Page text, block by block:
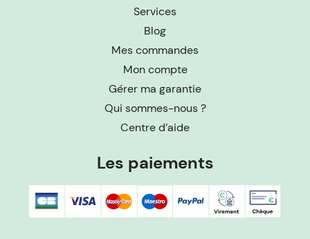
Services
Blog
Mes commandes
Mon compte
Gérer ma garantie
Qui sommes-nous ?
Centre d’aide
Les paiements